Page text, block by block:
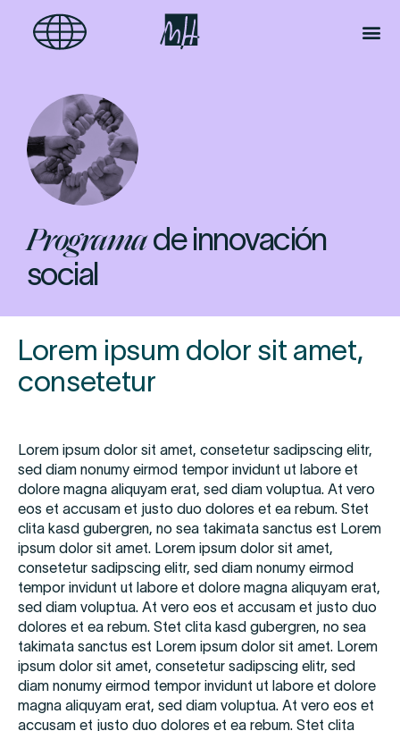
Programade innovación
social
Lorem ipsum dolor sit amet,
consetetur
Lorem ipsum dolor sit amet, consetetur sadipscing elitr,
sed diam nonumy eirmod tempor invidunt ut labore et
dolore magna aliquyam erat, sed diam voluptua. At vero
eos et accusam et justo duo dolores et ea rebum. Stet
clita kasd gubergren, no sea takimata sanctus est Lorem
ipsum dolor sit amet. Lorem ipsum dolor sit amet,
consetetur sadipscing elitr, sed diam nonumy eirmod
tempor invidunt ut labore et dolore magna aliquyam erat,
sed diam voluptua. At vero eos et accusam et justo duo
dolores et ea rebum. Stet clita kasd gubergren, no sea
takimata sanctus est Lorem ipsum dolor sit amet. Lorem
ipsum dolor sit amet, consetetur sadipscing elitr, sed
diam nonumy eirmod tempor invidunt ut labore et dolore
magna aliquyam erat, sed diam voluptua. At vero eos et
accusam et justo duo dolores et ea rebum. Stet clita